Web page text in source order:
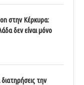
στην Κέρκυρα:
δεν είναι μόνο
διατηρήσεις την